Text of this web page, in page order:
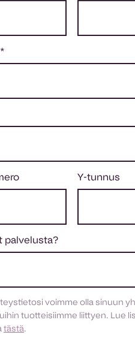
*
Y-tunnus
palvelusta?
voimme olla sinuun
tuotteisiimme liittyen. Lue
tästä.